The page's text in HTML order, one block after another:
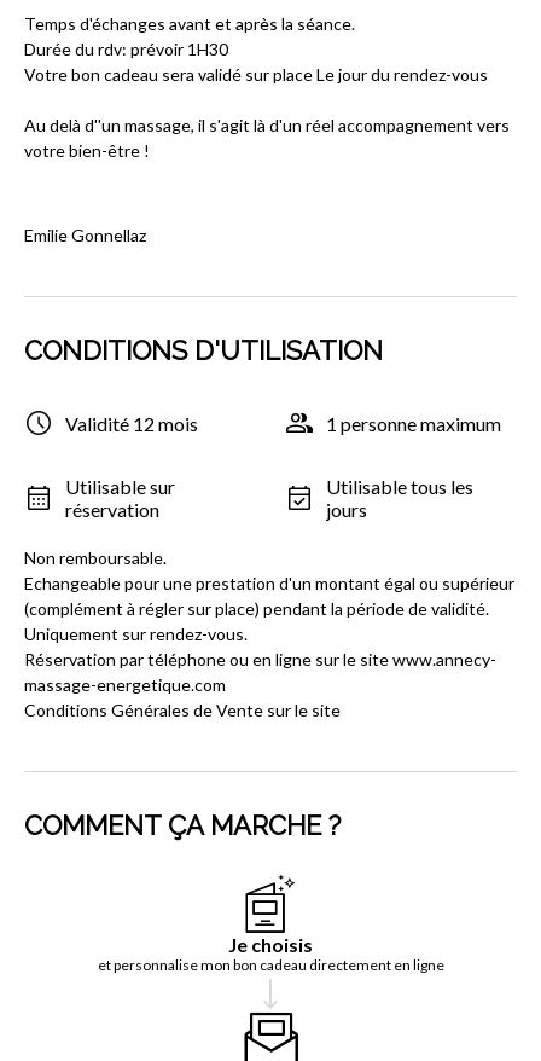
Temps d'échanges avant et après la séance.
Durée du rdv: prévoir 1H30
Votre bon cadeau sera validé sur place Le jour du rendez-vous
Au delà d''un massage, il s'agit là d'un réel accompagnement vers
votre bien-être !
Emilie Gonnellaz
CONDITIONS D'UTILISATION
Validité 12 mois 1 personne maximum
Utilisable sur
réservation
Utilisable tous les
jours
Non remboursable.
Echangeable pour une prestation d'un montant égal ou supérieur
(complément à régler sur place) pendant la période de validité.
Uniquement sur rendez-vous.
Réservation par téléphone ou en ligne sur le site www.annecy-
massage-energetique.com
Conditions Générales de Vente sur le site
COMMENT ÇA MARCHE ?
Je choisis
et personnalise mon bon cadeau directement en ligne